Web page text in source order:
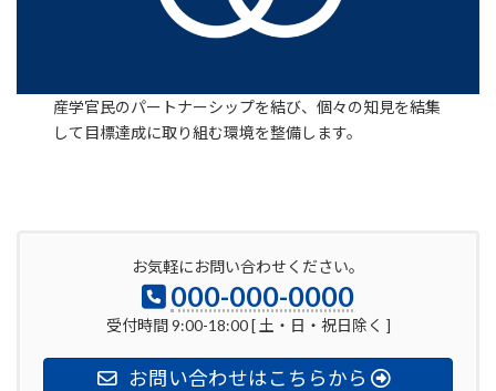
産学官民のパートナーシップを結び、個々の知見を結集
して目標達成に取り組む環境を整備します。
お気軽にお問い合わせください。
000-000-0000
受付時間 9:00-18:00 [ 土・日・祝日除く ]
お問い合わせはこちらから